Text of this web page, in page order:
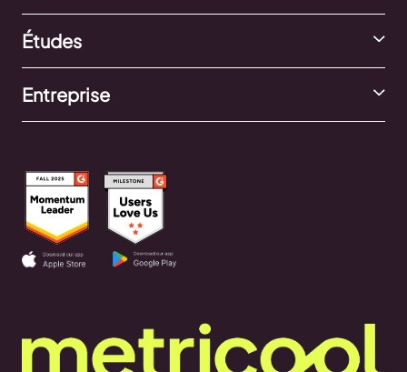
Études
Entreprise